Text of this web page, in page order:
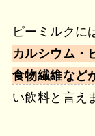
ピーミルクに
カルシウム・
食物繊維など
い飲料と言え